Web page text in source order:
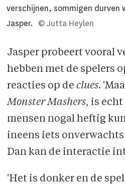
verschijnen, sommigen durven
Jasper. © Jutta Heylen
Jasper probeert vooral
hebben met de spelers
reacties op de clues.
Monster Mashers, is echt
mensen nogal heftig
ineens iets
Dan kan de interactie
'Het is donker en de